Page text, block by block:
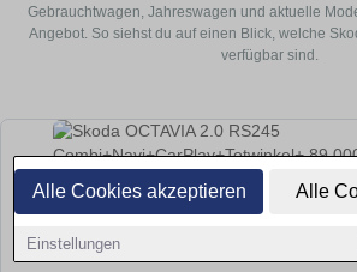
Alle Cookies akzeptieren Alle
Einstellungen
Gebrauchtwagen, Jahreswagen und aktuelle
Angebot. So siehst du auf einen Blick, welche
verfügbar sind.